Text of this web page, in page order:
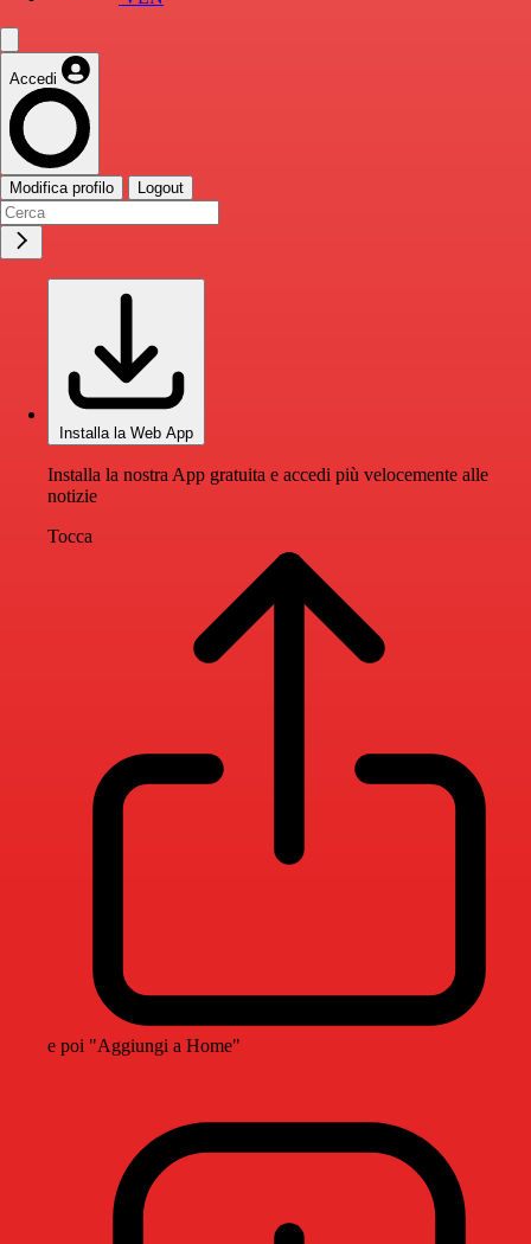
Accedi
Modifica profilo Logout
Installa la Web App
Installa la nostra App gratuita e accedi più velocemente alle
notizie
Tocca
e poi "Aggiungi a Home"